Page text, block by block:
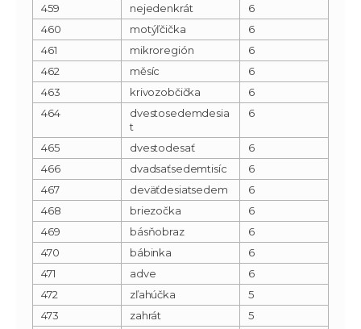
459
nejedenkrát
6
460
motýľčička
6
461
mikroregión
6
462
měsíc
6
463
krivozobčička
6
464
dvestosedemdesia
t
6
465 dvestodesať
6
466
dvadsaťsedemtisíc
6
467
deväťdesiatsedem
6
468
briezočka
6
469
básňobraz
6
470
bábinka
6
471
adve
6
472
zľahúčka
5
473
zahrát
5